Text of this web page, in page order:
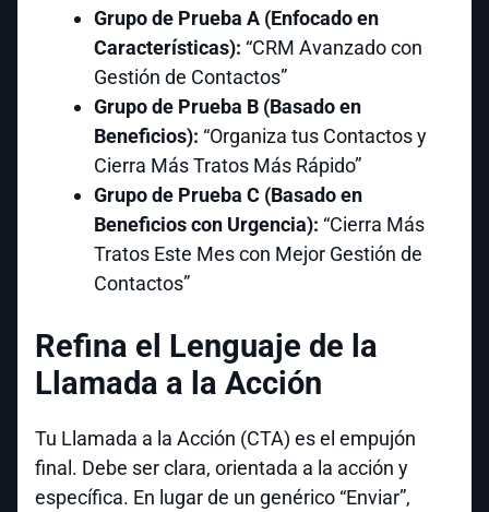
Grupo de Prueba A (Enfocado en
Características): “CRM Avanzado con
Gestión de Contactos”
Grupo de Prueba B (Basado en
Beneficios): “Organiza tus Contactos y
Cierra Más Tratos Más Rápido”
Grupo de Prueba C (Basado en
Beneficios con Urgencia): “Cierra Más
Tratos Este Mes con Mejor Gestión de
Contactos”
Refina el Lenguaje de la
Llamada a la Acción
Tu Llamada a la Acción (CTA) es el empujón
final. Debe ser clara, orientada a la acción y
específica. En lugar de un genérico “Enviar”,